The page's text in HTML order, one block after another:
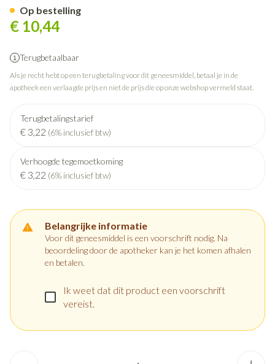
€ 10,44
Terugbetaalbaar
Als je recht hebt op een terugbetaling voor dit geneesmiddel, betaal je in de
apotheek een verlaagde prijs en niet de prijs die op onze webshop vermeld staat.
Terugbetalingstarief
€ 3,22 (6% inclusief btw)
Verhoogde tegemoetkoming
€ 3,22 (6% inclusief btw)
Belangrijke informatie
Voor dit geneesmiddel is een voorschrift nodig. Na
beoordeling door de apotheker kan je het komen afhalen
en betalen.
Ik weet dat dit product een voorschrift
vereist.
Op bestelling